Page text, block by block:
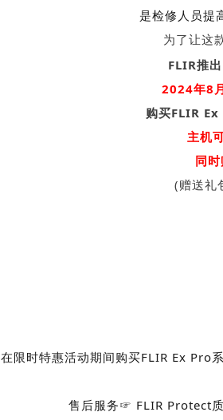
是检修人员提
为了让这
FLIR推
2024年8
购买FLIR
主机
同
(赠送礼
在限时特惠活动期间购买FLIR Ex Pro
售后服务☞ FLIR Protect质